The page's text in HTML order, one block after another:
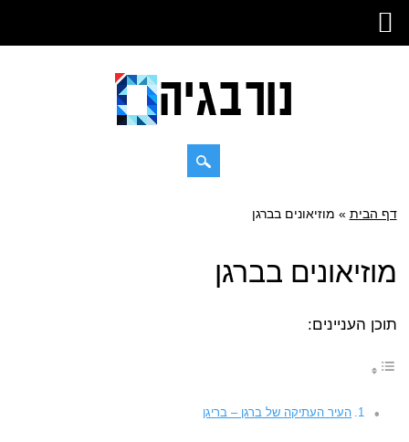
Main menu
Skip
דף הבית » מוזיאונים בברגן
מוזיאונים בברגן
תוכן העניינים:
העיר העתיקה של ברגן – בריגן